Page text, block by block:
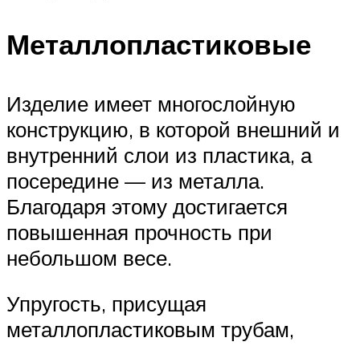
Металлопластиковые
Изделие имеет многослойную
конструкцию, в которой внешний и
внутренний слои из пластика, а
посередине — из металла.
Благодаря этому достигается
повышенная прочность при
небольшом весе.
Упругость, присущая
металлопластиковым трубам,